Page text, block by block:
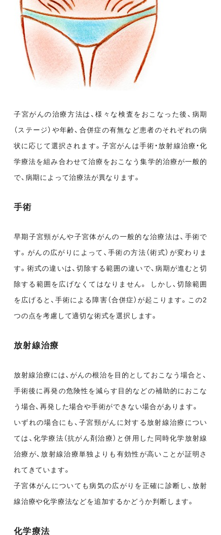
子宮がんの治療方法は、様々な検査をおこなった後、病期
（ステージ）や年齢、合併症の有無など患者のそれぞれの病
状に応じて選択されます。子宮がんは手術・放射線治療・化
学療法を組み合わせて治療をおこなう集学的治療が一般的
で、病期によって治療法が異なります。
手術
早期子宮頸がんや子宮体がんの一般的な治療法は、手術で
す。がんの広がりによって、手術の方法（術式）が変わりま
す。術式の違いは、切除する範囲の違いで、病期が進むと切
除する範囲を広げなくてはなりません。 しかし、切除範囲
を広げると、手術による障害（合併症）が起こります。この2
つの点を考慮して適切な術式を選択します。
放射線治療
放射線治療には、がんの根治を目的としておこなう場合と、
手術後に再発の危険性を減らす目的などの補助的におこな
う場合、再発した場合や手術ができない場合があります。
いずれの場合にも、子宮頸がんに対する放射線治療につい
ては、化学療法（抗がん剤治療）と併用した同時化学放射線
治療が、放射線治療単独よりも有効性が高いことが証明さ
れてきています。
子宮体がんについても病気の広がりを正確に診断し、放射
線治療や化学療法などを追加するかどうか判断します。
化学療法